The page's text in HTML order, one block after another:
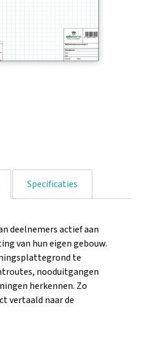
Specificaties
deelnemers actief aan
van hun eigen gebouw.
te
nooduitgangen
herkennen. Zo
vertaald naar de